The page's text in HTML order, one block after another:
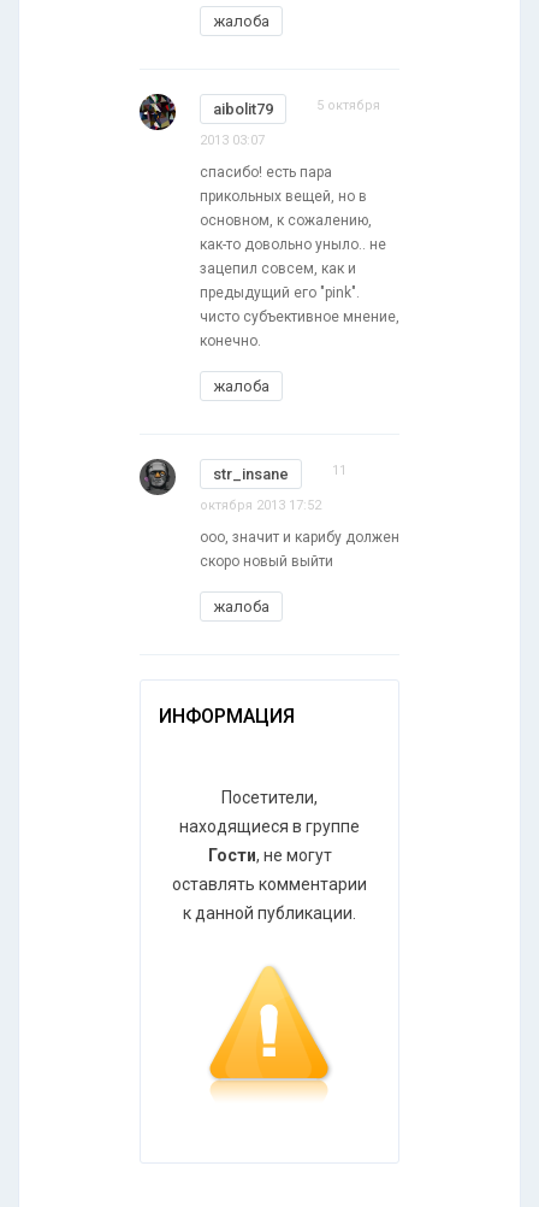
жалоба
aibolit79 5 октября
2013 03:07
спасибо! есть пара
прикольных вещей, но в
основном, к сожалению,
как-то довольно уныло.. не
зацепил совсем, как и
предыдущий его "pink".
чисто субъективное мнение,
конечно.
жалоба
str_insane 11
октября 2013 17:52
ооо, значит и карибу должен
скоро новый выйти
жалоба
ИНФОРМАЦИЯ
Посетители,
находящиеся в группе
Гости, не могут
оставлять комментарии
к данной публикации.